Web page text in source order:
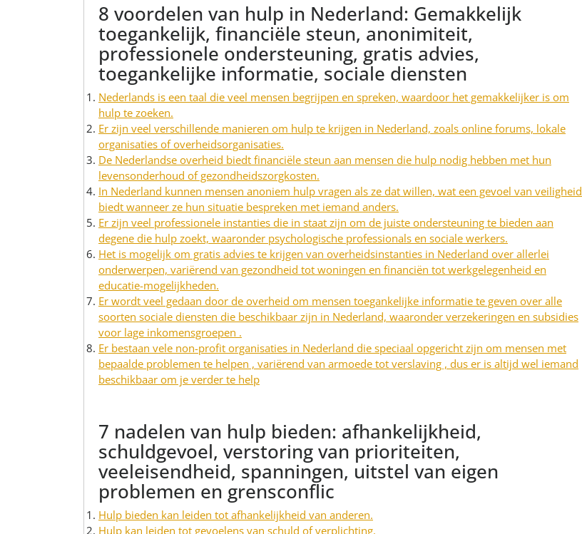
8 voordelen van hulp in Nederland: Gemakkelijk
toegankelijk, financiële steun, anonimiteit,
professionele ondersteuning, gratis advies,
toegankelijke informatie, sociale diensten
Nederlands is een taal die veel mensen begrijpen en spreken, waardoor het gemakkelijker is om
hulp te zoeken.
Er zijn veel verschillende manieren om hulp te krijgen in Nederland, zoals online forums, lokale
organisaties of overheidsorganisaties.
De Nederlandse overheid biedt financiële steun aan mensen die hulp nodig hebben met hun
levensonderhoud of gezondheidszorgkosten.
In Nederland kunnen mensen anoniem hulp vragen als ze dat willen, wat een gevoel van veiligheid
biedt wanneer ze hun situatie bespreken met iemand anders.
Er zijn veel professionele instanties die in staat zijn om de juiste ondersteuning te bieden aan
degene die hulp zoekt, waaronder psychologische professionals en sociale werkers.
Het is mogelijk om gratis advies te krijgen van overheidsinstanties in Nederland over allerlei
onderwerpen, variërend van gezondheid tot woningen en financiën tot werkgelegenheid en
educatie-mogelijkheden.
Er wordt veel gedaan door de overheid om mensen toegankelijke informatie te geven over alle
soorten sociale diensten die beschikbaar zijn in Nederland, waaronder verzekeringen en subsidies
voor lage inkomensgroepen .
Er bestaan ​​vele non-profit organisaties in Nederland die speciaal opgericht zijn om mensen met
bepaalde problemen te helpen , variërend van armoede tot verslaving , dus er is altijd wel iemand
beschikbaar om je verder te help
7 nadelen van hulp bieden: afhankelijkheid,
schuldgevoel, verstoring van prioriteiten,
veeleisendheid, spanningen, uitstel van eigen
problemen en grensconflic
Hulp bieden kan leiden tot afhankelijkheid van anderen.
Hulp kan leiden tot gevoelens van schuld of verplichting.